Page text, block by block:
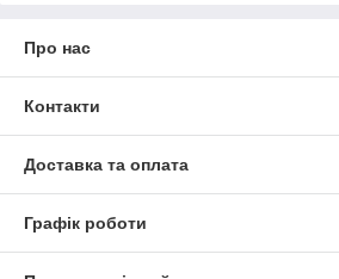
Про нас
Контакти
Доставка та оплата
Графік роботи